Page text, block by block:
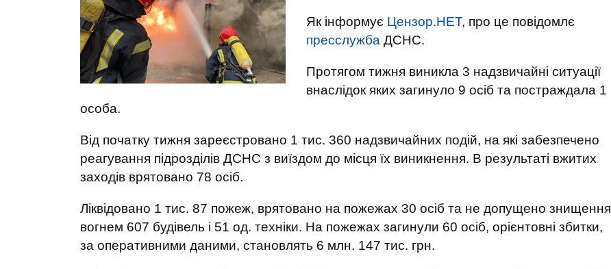
Як інформує Цензор.НЕТ, про це повідомлє
пресслужба ДСНС.
Протягом тижня виникла 3 надзвичайні ситуації
внаслідок яких загинуло 9 осіб та постраждала 1
особа.
Від початку тижня зареєстровано 1 тис. 360 надзвичайних подій, на які забезпечено
реагування підрозділів ДСНС з виїздом до місця їх виникнення. В результаті вжитих
заходів врятовано 78 осіб.
Ліквідовано 1 тис. 87 пожеж, врятовано на пожежах 30 осіб та не допущено знищення
вогнем 607 будівель і 51 од. техніки. На пожежах загинули 60 осіб, орієнтовні збитки,
за оперативними даними, становлять 6 млн. 147 тис. грн.